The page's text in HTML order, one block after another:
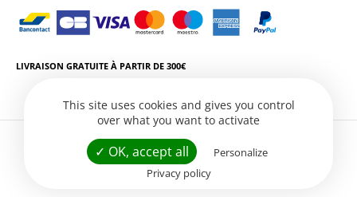
LIVRAISON GRATUITE À PARTIR DE 300€
L'ABUS D'ALCOOL EST DANGEREUX POUR LA SANTÉ. CONSOMMEZ AVEC
MODÉRATION.
Conditions Générales de Vente
Politique de Confidentialité
Site web par
This site uses cookies and gives you control
over what you want to activate
✓ OK, accept all
Personalize
Privacy policy